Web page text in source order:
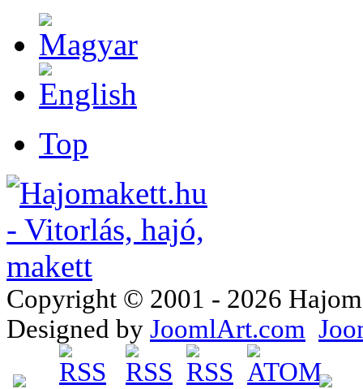
Top
Copyright © 2001 - 2026
Designed by JoomlArt.com